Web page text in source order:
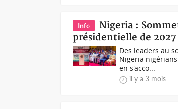
Info
Nigeria :
présidentielle de
Des leaders au
Nigeria
en s'acco...
il y a 3 mois